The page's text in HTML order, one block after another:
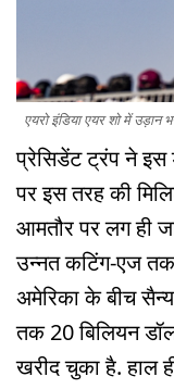
एयरो इंडिया एयर शो में
प्रेसिडेंट ट्रंप ने इस
पर इस तरह की
आमतौर पर लग ही
उन्नत कटिंग-एज
अमेरिका के बीच
तक 20 बिलियन
खरीद चुका है. हाल